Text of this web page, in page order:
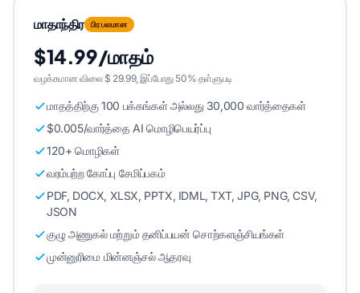
மாதாந்திர பிரபலமான
$14.99/மாதம்
வழக்கமான விலை $ 29.99, இப்போது 50% தள்ளுபடி
மாதத்திற்கு 100 பக்கங்கள் அல்லது 30,000 வார்த்தைகள்
$0.005/வார்த்தை AI மொழிபெயர்ப்பு
120+ மொழிகள்
வரம்பற்ற கோப்பு சேமிப்பகம்
PDF, DOCX, XLSX, PPTX, IDML, TXT, JPG, PNG, CSV,
JSON
குழு அணுகல் மற்றும் தனிப்பயன் சொற்களஞ்சியங்கள்
முன்னுரிமை மின்னஞ்சல் ஆதரவு